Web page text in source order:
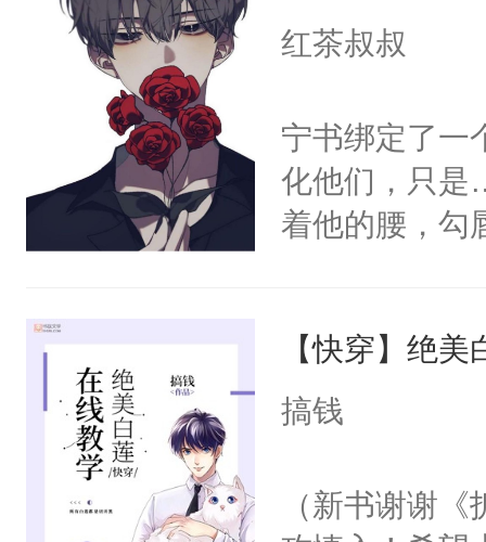
红茶叔叔
宁书绑定了一
化他们，只是
着他的腰，勾
来，给老公
用力——为你
【快穿】绝
搞钱
（新书谢谢